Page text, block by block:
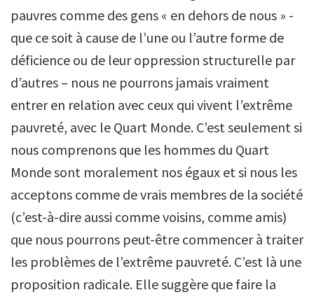
pauvres comme des gens « en dehors de nous » -
que ce soit à cause de l’une ou l’autre forme de
déficience ou de leur oppression structurelle par
d’autres – nous ne pourrons jamais vraiment
entrer en relation avec ceux qui vivent l’extrême
pauvreté, avec le Quart Monde. C’est seulement si
nous comprenons que les hommes du Quart
Monde sont moralement nos égaux et si nous les
acceptons comme de vrais membres de la société
(c’est-à-dire aussi comme voisins, comme amis)
que nous pourrons peut-être commencer à traiter
les problèmes de l’extrême pauvreté. C’est là une
proposition radicale. Elle suggère que faire la